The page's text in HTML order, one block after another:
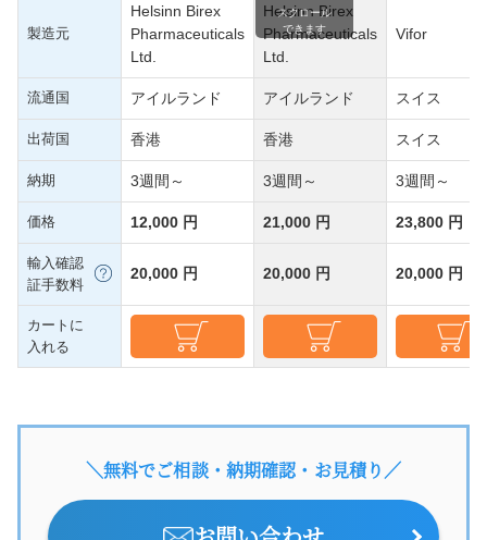
製造元
Helsinn Birex
Pharmaceuticals
Ltd.
Helsinn Birex
Pharmaceuticals
Ltd.
Vifor
流通国 アイルランド アイルランド スイス
出荷国 香港 香港 スイス
納期 3週間～ 3週間～ 3週間～
価格 12,000 円 21,000 円 23,800 円
輸入確認
証手数料
20,000 円 20,000 円 20,000 円
カートに
入れる
スクロール
できます
＼無料でご相談・納期確認・お見積り／